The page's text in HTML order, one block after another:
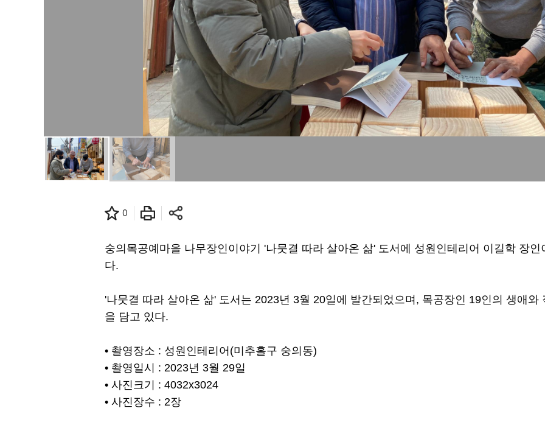
0
숭의목공예마을 나무장인이야기 '나뭇결 따라 살아온 삶' 도서에 성원인테리어 이길학 장
다.
'나뭇결 따라 살아온 삶' 도서는 2023년 3월 20일에 발간되었으며, 목공장인 19인의 생애
을 담고 있다.
• 촬영장소 : 성원인테리어(미추홀구 숭의동)
• 촬영일시 : 2023년 3월 29일
• 사진크기 : 4032x3024
• 사진장수 : 2장